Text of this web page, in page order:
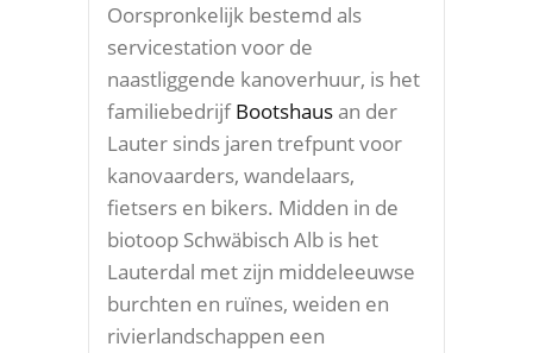
Oorspronkelijk bestemd als
servicestation voor de
naastliggende kanoverhuur, is het
familiebedrijfBootshausan der
Lauter sinds jaren trefpunt voor
kanovaarders, wandelaars,
fietsers en bikers. Midden in de
biotoop Schwäbisch Alb is het
Lauterdal met zijn middeleeuwse
burchten en ruïnes, weiden en
rivierlandschappen een